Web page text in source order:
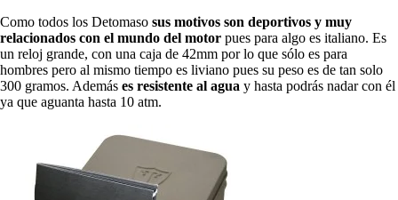
Como todos los Detomaso sus motivos son deportivos y muy
relacionados con el mundo del motor pues para algo es italiano. Es
un reloj grande, con una caja de 42mm por lo que sólo es para
hombres pero al mismo tiempo es liviano pues su peso es de tan solo
300 gramos. Además es resistente al agua y hasta podrás nadar con él
ya que aguanta hasta 10 atm.